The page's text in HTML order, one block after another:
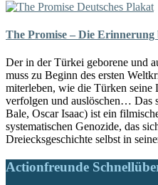
The Promise – Die Erinnerung
Der in der Türkei geborene und
muss zu Beginn des ersten
miterleben, wie die Türken seine
verfolgen und auslöschen… Das
Bale, Oscar Isaac) ist ein
systematischen Genozide, das
Dreiecksgeschichte selbst in
Actionfreunde